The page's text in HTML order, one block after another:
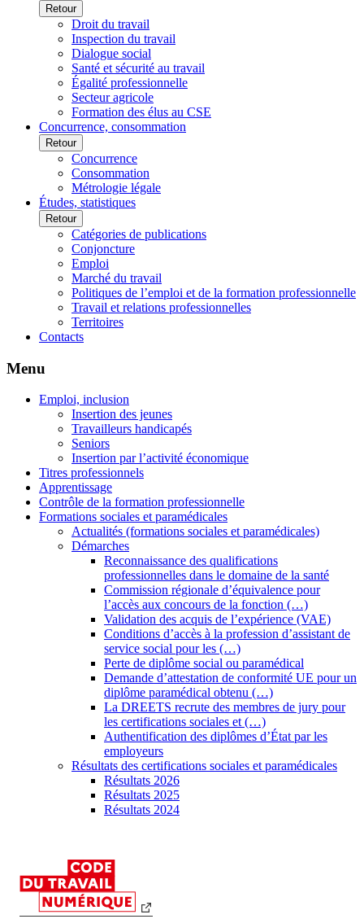
Retour
Droit du travail
Inspection du travail
Dialogue social
Santé et sécurité au travail
Égalité professionnelle
Secteur agricole
Formation des élus au CSE
Concurrence, consommation
Retour
Concurrence
Consommation
Métrologie légale
Études, statistiques
Retour
Catégories de publications
Conjoncture
Emploi
Marché du travail
Politiques de l’emploi et de la formation professionnelle
Travail et relations professionnelles
Territoires
Contacts
Menu
Emploi, inclusion
Insertion des jeunes
Travailleurs handicapés
Seniors
Insertion par l’activité économique
Titres professionnels
Apprentissage
Contrôle de la formation professionnelle
Formations sociales et paramédicales
Actualités (formations sociales et paramédicales)
Démarches
Reconnaissance des qualifications
professionnelles dans le domaine de la santé
Commission régionale d’équivalence pour
l’accès aux concours de la fonction (…)
Validation des acquis de l’expérience (VAE)
Conditions d’accès à la profession d’assistant de
service social pour les (…)
Perte de diplôme social ou paramédical
Demande d’attestation de conformité UE pour un
diplôme paramédical obtenu (…)
La DREETS recrute des membres de jury pour
les certifications sociales et (…)
Authentification des diplômes d’État par les
employeurs
Résultats des certifications sociales et paramédicales
Résultats 2026
Résultats 2025
Résultats 2024